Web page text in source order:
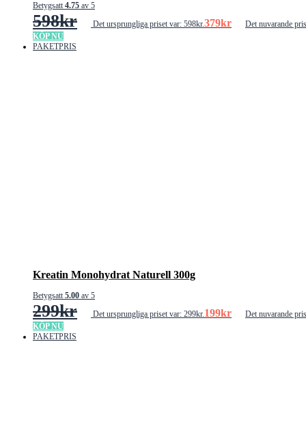
Betygsatt4.75 av 5
598kr Det ursprungliga priset var: 598kr.379kr
Det nuvarande
KÖP NU
PAKETPRIS
Kreatin Monohydrat Naturell 300g
Betygsatt 5.00 av 5
299kr Det ursprungliga priset var: 299kr. 199kr
Det nuvarande
KÖP NU
PAKETPRIS